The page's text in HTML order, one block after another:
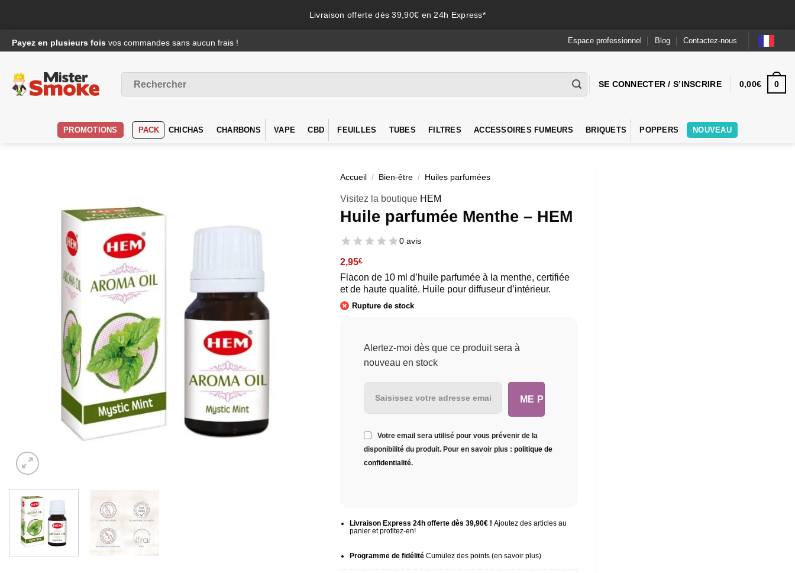
Livraison offerte dès 39,90€ en 24h Express*
au
Payez en plusieurs fois vos commandes sans aucun frais ! Espace professionnel Blog Contactez-nous
pour :
SE CONNECTER / S’INSCRIRE 0,00€ 0
PROMOTIONS PACK CHICHAS CHARBONS VAPE CBD FEUILLES TUBES FILTRES ACCESSOIRES FUMEURS BRIQUETS POPPERS NOUVEAU
Accueil / Bien-être / Huiles parfumées
Visitez la boutique HEM
Huile parfumée Menthe – HEM
0 avis
2,95€
Flacon de 10 ml d’huile parfumée à la menthe, certifiée
et de haute qualité. Huile pour diffuseur d’intérieur.
Rupture de stock
Alertez-moi dès que ce produit sera à
nouveau en stock
Votre email sera utilisé pour vous prévenir de la
disponibilité du produit. Pour en savoir plus : politique de
confidentialité.
Livraison Express 24h offerte dès 39,90€ ! Ajoutez des articles au
panier et profitez-en!
Programme de fidélitéCumulez des points (en savoir plus)